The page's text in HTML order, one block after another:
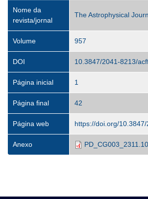
Nome da
revista/jornal
The Astrophysical
Volume 957
DOI 10.3847/2041-8213/
Página inicial 1
Página final 42
Página web https://doi.org/
Anexo